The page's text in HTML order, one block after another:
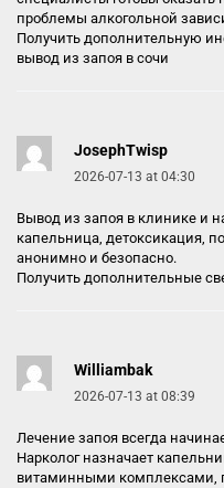
проблемы алкогольной
Получить дополнительную
вывод из запоя в сочи
JosephTwisp
2026-07-13 at 04:30
Вывод из запоя в клинике и
капельница, детоксикация,
анонимно и безопасно.
Получить дополнительные
Williambak
2026-07-13 at 08:39
Лечение запоя всегда
Нарколог назначает
витаминными комплексами,